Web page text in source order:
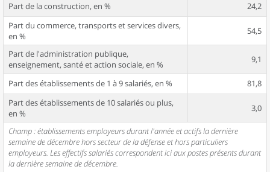
Part de la construction, en %
24,2
Part du commerce, transports et services divers,
en %
54,5
Part de l'administration publique,
enseignement, santé et action sociale, en %
9,1
Part des établissements de 1 à 9 salariés, en %
81,8
Part des établissements de 10 salariés ou plus,
en %
3,0
Champ : établissements employeurs durant l'année et actifs la dernière
semaine de décembre hors secteur de la défense et hors particuliers
employeurs. Les effectifs salariés correspondent ici aux postes présents durant
la dernière semaine de décembre.